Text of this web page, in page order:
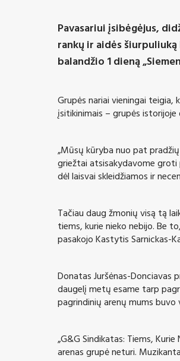
Pavasariui įsibėgėjus,
rankų ir aidės šiurpuliuką
balandžio 1 dieną
Grupės nariai vieningai
įsitikinimais – grupės istorijoje
„Mūsų kūryba nuo pat
griežtai atsisakydavome groti
dėl laisvai skleidžiamos ir
Tačiau daug žmonių visą tą
tiems, kurie nieko nebijo. Be
pasakojo Kastytis Sarnickas-
Donatas Juršėnas-Donciavas
daugelį metų esame tarp
pagrindinių arenų mums buvo
„G&G Sindikatas: Tiems,
arenas grupė neturi.